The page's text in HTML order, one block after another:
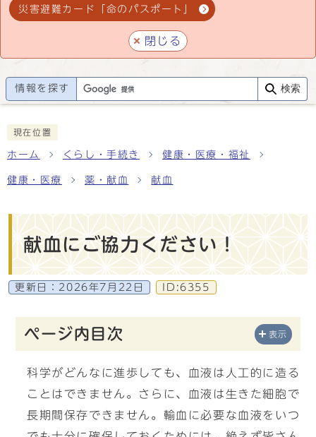
災害避難カード「命のパスポート」
閉じる
情報を探す 検索
現在位置
ホーム くらし・手続き 健康・医療・福祉
健康・医療 薬・献血 献血
献血にご協力ください！
更新日： 2026年7月22日 ID:6355
ページ内目次 表示
科学がどんなに進歩しても、血液は人工的に造る
ことはできません。さらに、血液は生きた細胞で
長期間保存できません。輸血に必要な血液をいつ